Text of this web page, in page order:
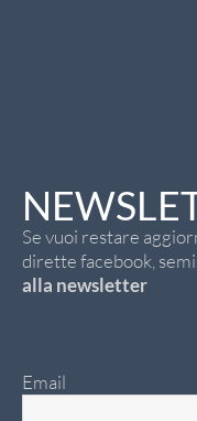
Se vuoi restare
dirette facebook,
alla newsletter
Email